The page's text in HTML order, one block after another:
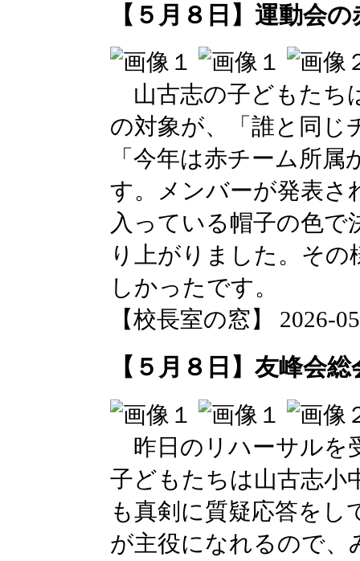
【５月８日】運動会
山古志の子どもたち
の対象が、「誰と同じ
「今年は赤チーム所
す。メンバーが発表さ
入っている帽子の色
り上がりました。そ
しかったです。
【校長室の窓】 2026-
【５月８日】友峰会
昨日のリハーサルを
子どもたちは山古志小
も真剣に質疑応答をし
が主役になれるので、